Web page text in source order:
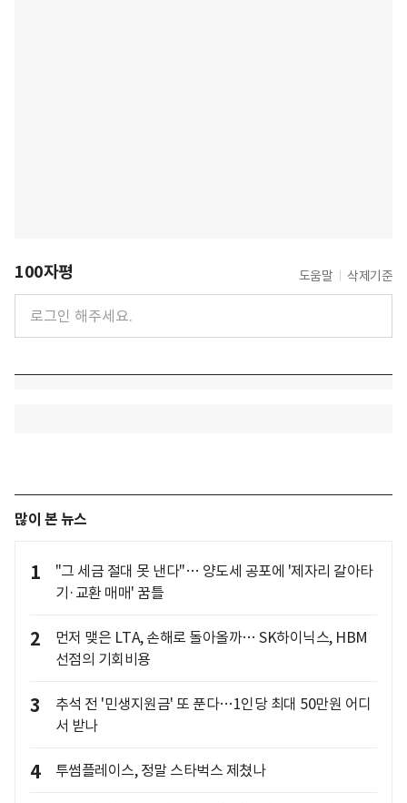
100자평 도움말 삭제기준
많이 본 뉴스
1
"그 세금 절대 못 낸다"… 양도세 공포에 '제자리 갈아타
기·교환 매매' 꿈틀
2
먼저 맺은 LTA, 손해로 돌아올까… SK하이닉스, HBM
선점의 기회비용
3
추석 전 '민생지원금' 또 푼다…1인당 최대 50만원 어디
서 받나
4 투썸플레이스, 정말 스타벅스 제쳤나